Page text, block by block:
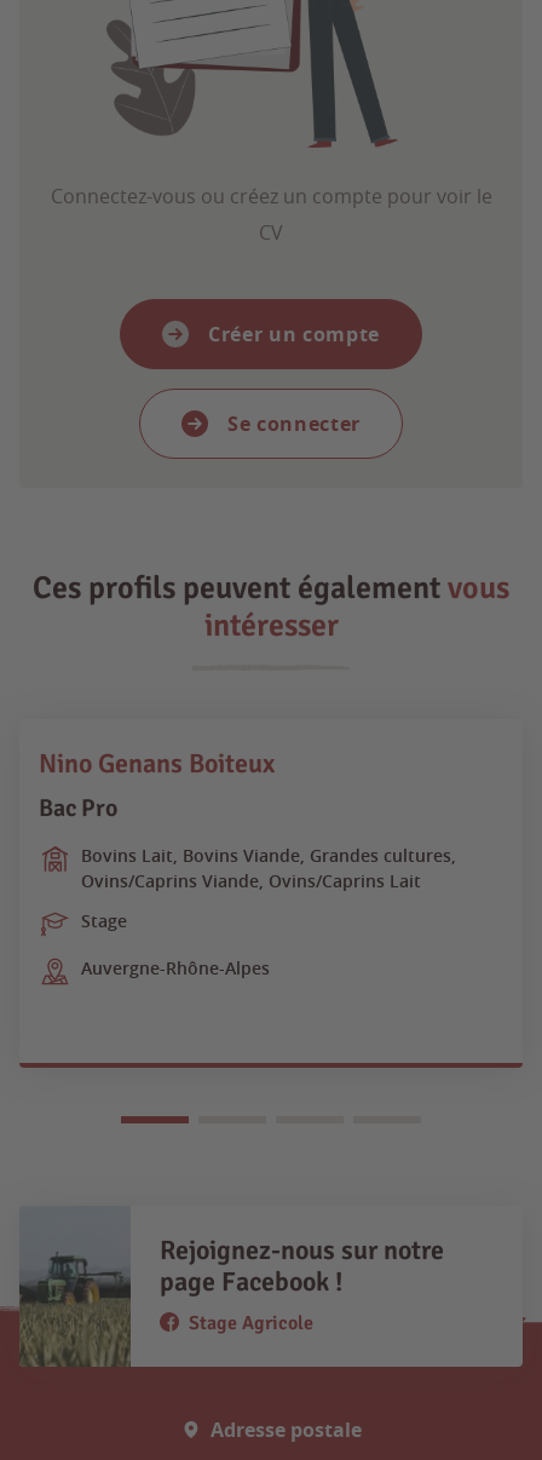
Connectez-vous ou créez un compte pour voir le
CV
Créer un compte
Se connecter
Ces profils peuvent égalementvous
intéresser
Nino Genans Boiteux
Bac Pro
Bovins Lait, Bovins Viande, Grandes cultures,
Ovins/Caprins Viande, Ovins/Caprins Lait
Stage
Auvergne-Rhône-Alpes
Rejoignez-nous sur notre
page Facebook !
Stage Agricole
Adresse postale